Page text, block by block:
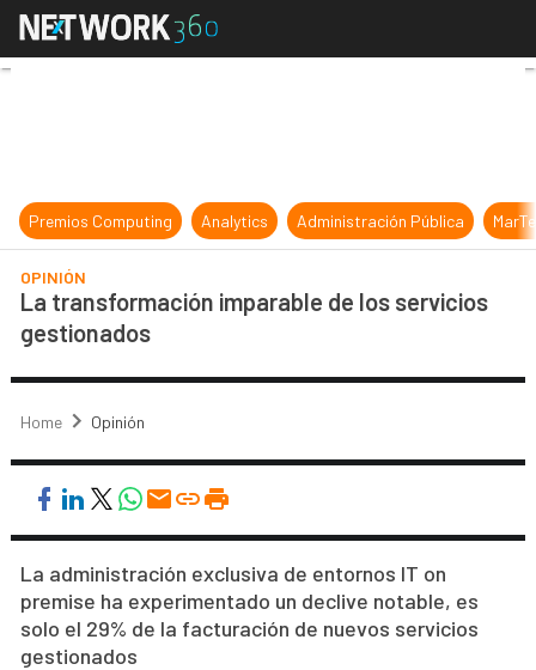
La transformación imparable de
Premios Computing Analytics Administración Pública
OPINIÓN
La transformación imparable de los servicios
gestionados
Home Opinión
La administración exclusiva de entornos IT on
premise ha experimentado un declive notable, es
solo el 29% de la facturación de nuevos servicios
gestionados